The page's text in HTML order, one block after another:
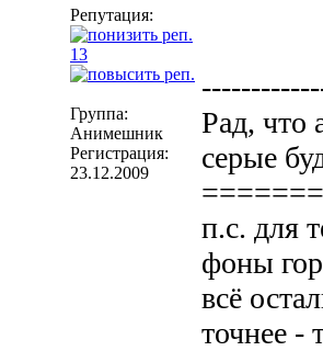
Репутация:
13
Группа:
Анимешник
Регистрация:
23.12.2009
Рад, что
серые
п.с. для
фоны
всё
точнее -